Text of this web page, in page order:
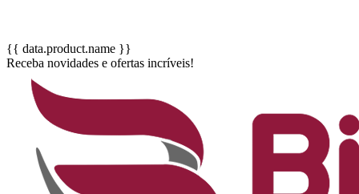
{{ data.product.name }}
Receba novidades e ofertas incríveis!